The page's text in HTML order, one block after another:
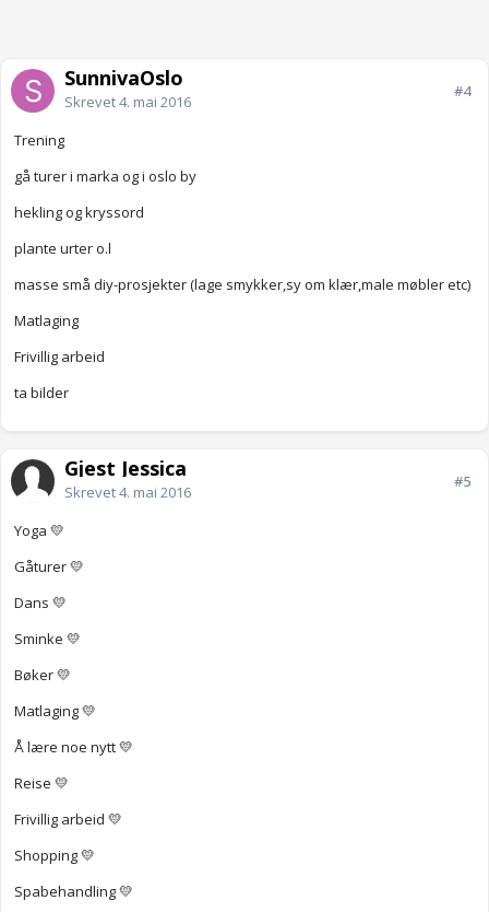
SunnivaOslo
Skrevet4. mai 2016
#4
Trening
gå turer i marka og i oslo by
hekling og kryssord
plante urter o.l
masse små diy-prosjekter (lage smykker,sy om klær,male møbler etc)
Matlaging
Frivillig arbeid
ta bilder
Gjest Jessica
Skrevet4. mai 2016
#5
Yoga 💛
Gåturer 💛
Dans 💛
Sminke 💛
Bøker 💛
Matlaging 💛
Å lære noe nytt 💛
Reise 💛
Frivillig arbeid 💛
Shopping 💛
Spabehandling 💛